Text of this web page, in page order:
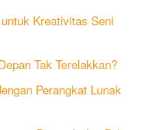
Kreativitas Seni
Tak Terelakkan?
Perangkat Lunak